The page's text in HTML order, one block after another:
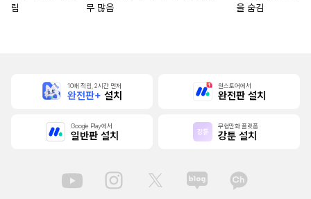
림
무 많음
을 숨김
10배 적립, 2시간 먼저
완전판+ 설치
원스토어에서
완전판 설치
Google Play에서
일반판 설치
무협만화 플랫폼
강툰 설치